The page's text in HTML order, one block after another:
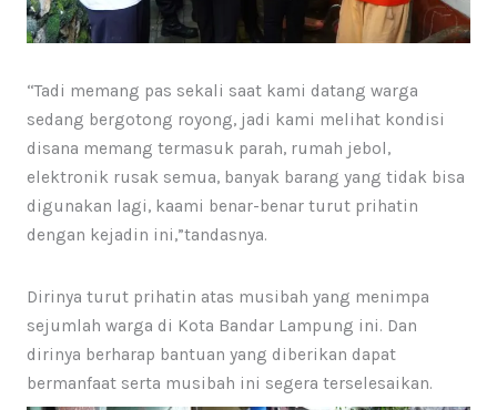
“Tadi memang pas sekali saat kami datang warga
sedang bergotong royong, jadi kami melihat kondisi
disana memang termasuk parah, rumah jebol,
elektronik rusak semua, banyak barang yang tidak bisa
digunakan lagi, kaami benar-benar turut prihatin
dengan kejadin ini,”tandasnya.
Dirinya turut prihatin atas musibah yang menimpa
sejumlah warga di Kota Bandar Lampung ini. Dan
dirinya berharap bantuan yang diberikan dapat
bermanfaat serta musibah ini segera terselesaikan.